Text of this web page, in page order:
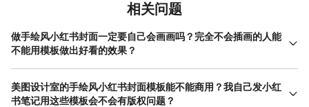
相关问题
做手绘风小红书封面一定要自己会画画吗？完全不会插画的人能
不能用模板做出好看的效果？
完全不需要自己画画。美图设计室的手绘风小红书封面模板已经把
插画部分全部做好了，从手绘边框、手绘装饰元素到整体构图都是
设计师完成的。你需要做的只是替换图片和修改文字，跟会不会画
美图设计室的手绘风小红书封面模板能不能商用？我自己发小红
书笔记用这些模板会不会有版权问题？